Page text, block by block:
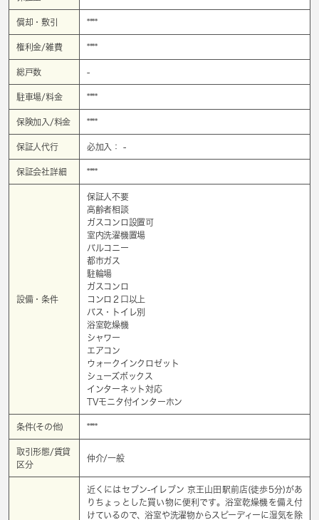
償却・敷引 ****
権利金/雑費 ****
総戸数 -
駐車場/料金 ****
保険加入/料金 ****
保証人代行 必加入： -
保証会社詳細 ****
設備・条件
保証人不要
高齢者相談
ガスコンロ設置可
室内洗濯機置場
バルコニー
都市ガス
駐輪場
ガスコンロ
コンロ２口以上
バス・トイレ別
浴室乾燥機
シャワー
エアコン
ウォークインクロゼット
シューズボックス
インターネット対応
TVモニタ付インターホン
条件(その他) ****
取引形態/賃貸
区分
仲介/一般
近くにはセブン‐イレブン 京王山田駅前店(徒歩5分)があ
りちょっとした買い物に便利です。浴室乾燥機を備え付
けているので、浴室や洗濯物からスピーディーに湿気を除